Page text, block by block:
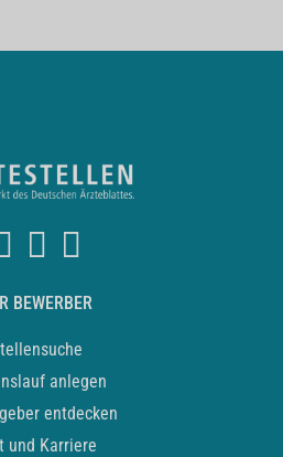
BEWERBER
anlegen
entdecken
und Karriere